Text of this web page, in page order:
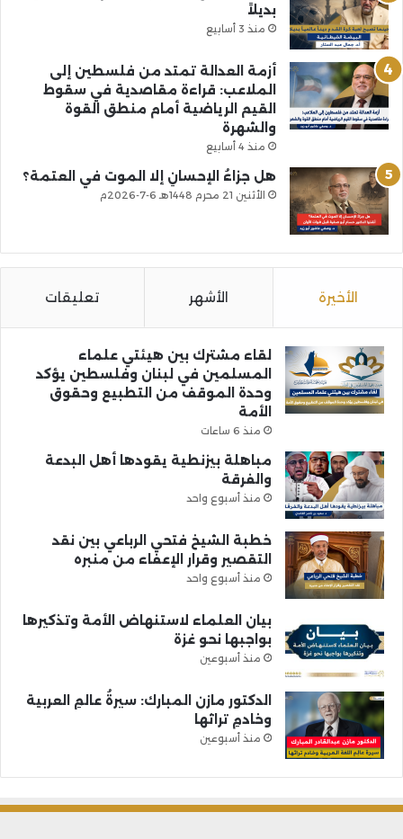
بديلاً
منذ 3 أسابيع
أزمة العدالة تمتد من فلسطين إلى
الملاعب: قراءة مقاصدية في سقوط
القيم الرياضية أمام منطق القوة
والشهرة
منذ 4 أسابيع
هل جزاءُ الإحسانِ إلا الموت في العتمة؟
الأثنين 21 محرم 1448هـ 6-7-2026م
الأخيرة الأشهر تعليقات
لقاء مشترك بين هيئتي علماء
المسلمين في لبنان وفلسطين يؤكد
وحدة الموقف من التطبيع وحقوق
الأمة
منذ 6 ساعات
مباهلة بيزنطية يقودها أهل البدعة
والفرقة
منذ أسبوع واحد
خطبة الشيخ فتحي الرباعي بين نقد
التقصير وقرار الإعفاء من منبره
منذ أسبوع واحد
بيان العلماء لاستنهاض الأمة وتذكيرها
بواجبها نحو غزة
منذ أسبوعين
الدكتور مازن المبارك: سيرةُ عالمِ العربية
وخادمِ تراثها
منذ أسبوعين